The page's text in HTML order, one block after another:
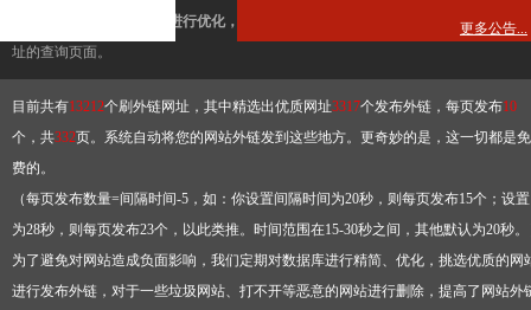
有频繁使用超级外链工具进行优化，才能获得稳定的外链
，最终使搜索引擎收录带
址的查询页面。
目前共有13212个刷外链网址，其中精选出优质网址3317个发布外链，每页发布10
个，共332页。系统自动将您的网站外链发到这些地方。更奇妙的是，这一切都是免
费的。
（每页发布数量=间隔时间-5，如：你设置间隔时间为20秒，则每页发布15个；设置
为28秒，则每页发布23个，以此类推。时间范围在15-30秒之间，其他默认为20秒
为了避免对网站造成负面影响，我们定期对数据库进行精简、优化，挑选优质的网
进行发布外链，对于一些垃圾网站、打不开等恶意的网站进行删除，提高了网站外
更多公告...